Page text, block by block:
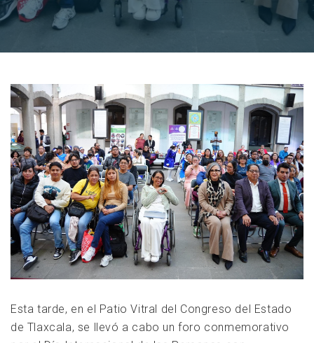
Esta tarde, en el Patio Vitral del Congreso del Estado
de Tlaxcala, se llevó a cabo un foro conmemorativo